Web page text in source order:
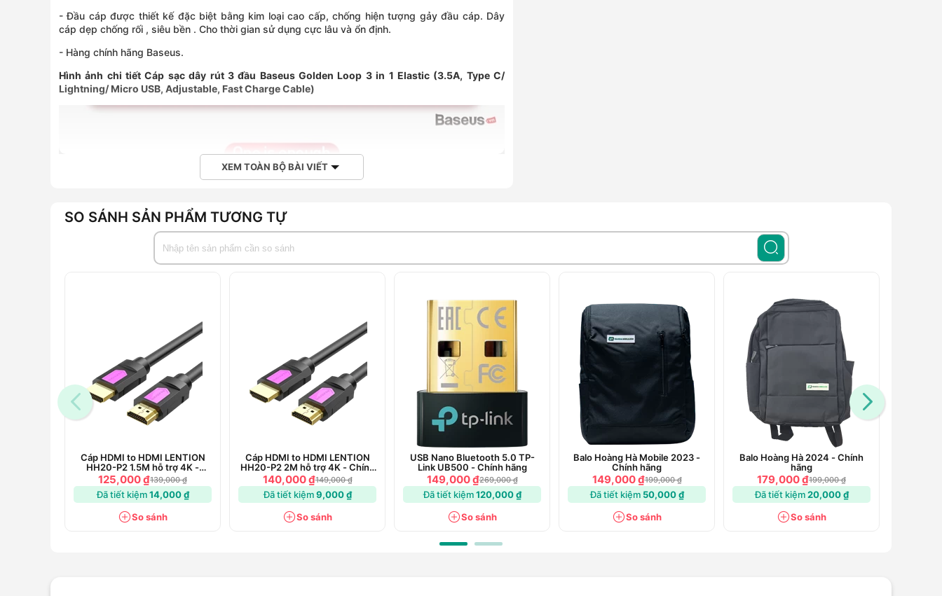
- Đầu cáp được thiết kế đặc biệt bằng kim loại cao cấp, chống hiện tượng gảy đầu cáp. Dây
cáp dẹp chống rối , siêu bền . Cho thời gian sử dụng cực lâu và ổn định.
- Hàng chính hãng Baseus.
Hình ảnh chi tiết Cáp sạc dây rút 3 đầu Baseus Golden Loop 3 in 1 Elastic (3.5A, Type C/
Lightning/ Micro USB, Adjustable, Fast Charge Cable)
XEM TOÀN BỘ BÀI VIẾT
SO SÁNH SẢN PHẨM TƯƠNG TỰ
Cáp HDMI to HDMI LENTION
HH20-P2 1.5M hỗ trợ 4K -
Chính hãng
125,000 ₫139,000 ₫
Đã tiết kiệm14,000 ₫
So sánh
Cáp HDMI to HDMI LENTION
HH20-P2 2M hỗ trợ 4K - Chính
hãng
140,000 ₫149,000 ₫
Đã tiết kiệm9,000 ₫
So sánh
USB Nano Bluetooth 5.0 TP-
Link UB500 - Chính hãng
149,000 ₫269,000 ₫
Đã tiết kiệm120,000 ₫
So sánh
Balo Hoàng Hà Mobile 2023 -
Chính hãng
149,000 ₫199,000 ₫
Đã tiết kiệm 50,000 ₫
So sánh
Balo Hoàng Hà 2024 - Chính
hãng
179,000 ₫199,000 ₫
Đã tiết kiệm20,000 ₫
So sánh